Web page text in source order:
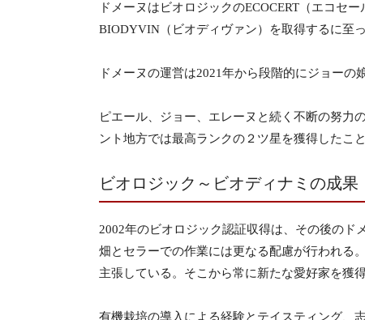
ドメーヌはビオロジックのECOCERT（エコセ
BIODYVIN（ビオディヴァン）を取得するに至っ
ドメーヌの運営は2021年から段階的にジョー
ピエール、ジョー、エレーヌと続く不断の努力
ント地方では最高ランクの２ツ星を獲得したこ
ビオロジック～ビオディナミの成果
2002年のビオロジック認証収得は、その後のド
畑とセラーでの作業には更なる配慮が行われる
主張している。そこから常に新たな愛好家を獲得
有機栽培の導入による経験とテイスティング、